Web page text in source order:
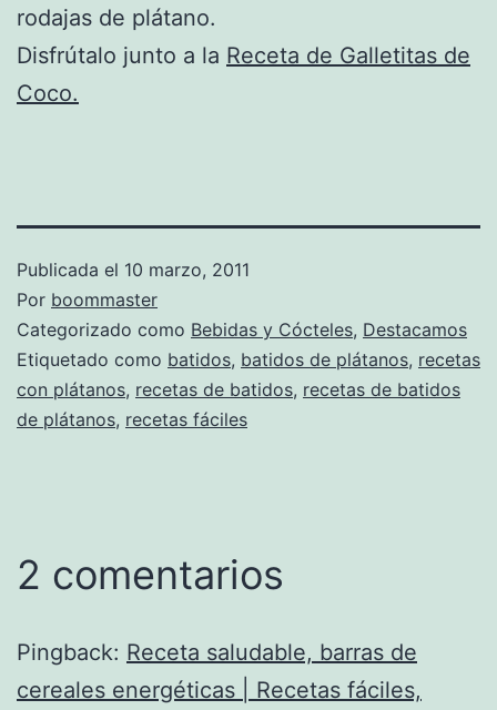
rodajas de plátano.
Disfrútalo junto a la Receta de Galletitas de
Coco.
Publicada el 10 marzo, 2011
Por boommaster
Categorizado como Bebidas y Cócteles, Destacamos
Etiquetado como batidos, batidos de plátanos, recetas
con plátanos, recetas de batidos, recetas de batidos
de plátanos, recetas fáciles
2 comentarios
Pingback: Receta saludable, barras de
cereales energéticas | Recetas fáciles,